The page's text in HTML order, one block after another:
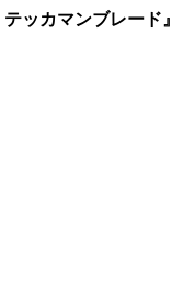
ッカマンブレード』